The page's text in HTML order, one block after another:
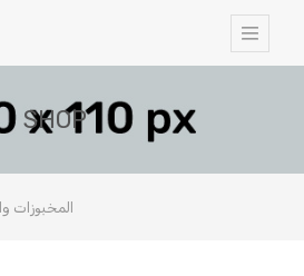
SHOP
المخبوزات